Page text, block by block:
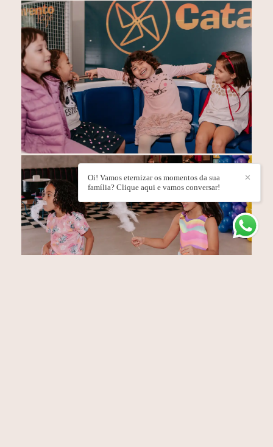
✕
Oi! Vamos eternizar os momentos da sua
família? Clique aqui e vamos conversar!